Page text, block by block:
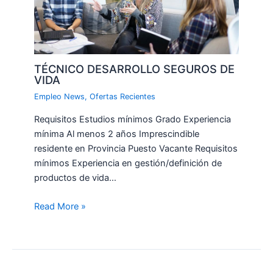
TÉCNICO DESARROLLO SEGUROS DE
VIDA
Empleo News,Ofertas Recientes
Requisitos Estudios mínimos Grado Experiencia
mínima Al menos 2 años Imprescindible
residente en Provincia Puesto Vacante Requisitos
mínimos Experiencia en gestión/definición de
productos de vida…
Read More »